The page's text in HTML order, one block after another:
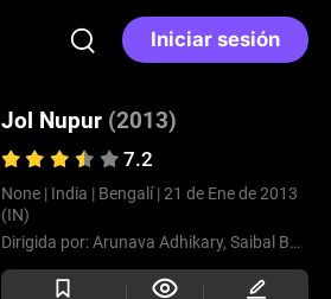
Iniciar sesión
Jol Nupur (2013)
7.2
None | India | Bengalí | 21 de Ene de 2013
(IN)
Dirigida por:Arunava Adhikary, Saibal Banerjee